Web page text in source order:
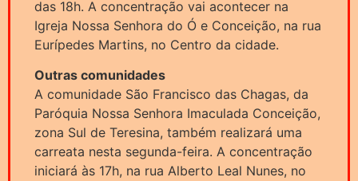
das 18h. A concentração vai acontecer na
Igreja Nossa Senhora do Ó e Conceição, na rua
Eurípedes Martins, no Centro da cidade.
Outras comunidades
A comunidade São Francisco das Chagas, da
Paróquia Nossa Senhora Imaculada Conceição,
zona Sul de Teresina, também realizará uma
carreata nesta segunda-feira. A concentração
iniciará às 17h, na rua Alberto Leal Nunes, no